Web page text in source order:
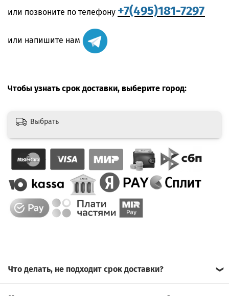
или позвоните по телефону +7(495)181-7297
или напишите нам
Чтобы узнать срок доставки, выберите город:
Выбрать